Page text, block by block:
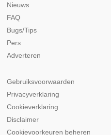
Nieuws
FAQ
Bugs/Tips
Pers
Adverteren
Gebruiksvoorwaarden
Privacyverklaring
Cookieverklaring
Disclaimer
Cookievoorkeuren beheren